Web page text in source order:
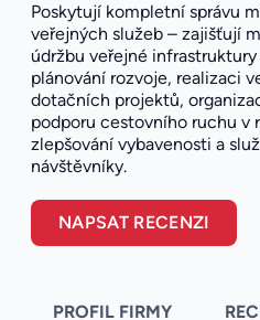
Poskytují kompletní správu
veřejných služeb – zajišťují
údržbu veřejné
plánování rozvoje, realizaci
dotačních projektů,
podporu cestovního ruchu v
zlepšování vybavenosti a
návštěvníky.
NAPSAT RECENZI
PROFIL FIRMY